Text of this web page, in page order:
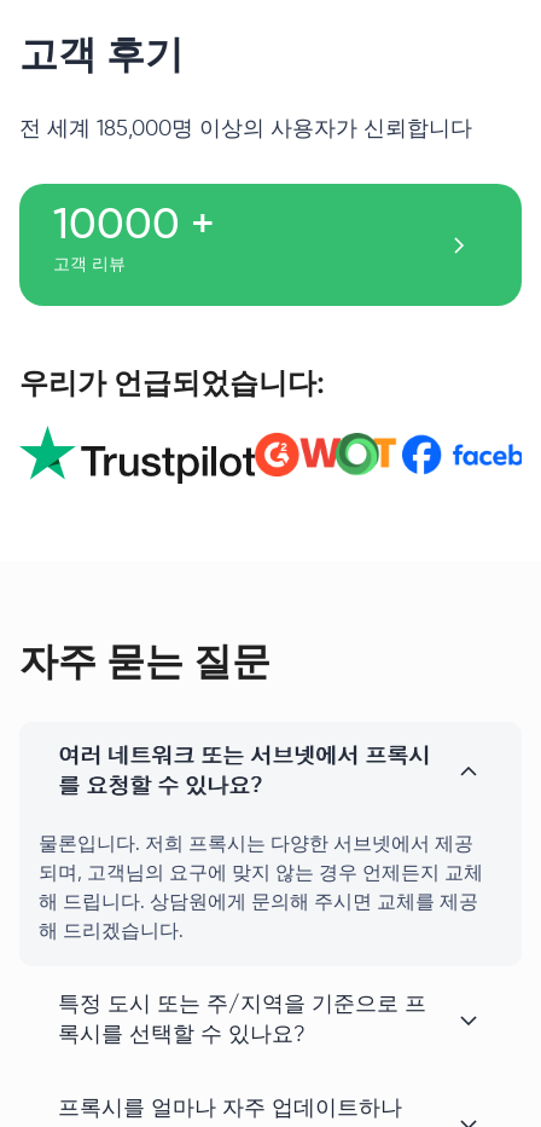
고객 후기
전 세계 185,000명 이상의 사용자가 신뢰합니다
10000 +
고객 리뷰
우리가 언급되었습니다:
자주 묻는 질문
여러 네트워크 또는 서브넷에서 프록시
를 요청할 수 있나요?
물론입니다. 저희 프록시는 다양한 서브넷에서 제공
되며, 고객님의 요구에 맞지 않는 경우 언제든지 교체
해 드립니다. 상담원에게 문의해 주시면 교체를 제공
해 드리겠습니다.
특정 도시 또는 주/지역을 기준으로 프
록시를 선택할 수 있나요?
프록시를 얼마나 자주 업데이트하나